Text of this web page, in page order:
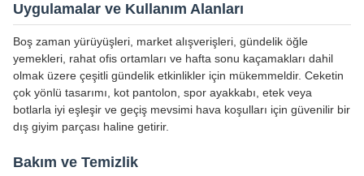
Uygulamalar ve Kullanım Alanları
Boş zaman yürüyüşleri, market alışverişleri, gündelik öğle
yemekleri, rahat ofis ortamları ve hafta sonu kaçamakları dahil
olmak üzere çeşitli gündelik etkinlikler için mükemmeldir. Ceketin
çok yönlü tasarımı, kot pantolon, spor ayakkabı, etek veya
botlarla iyi eşleşir ve geçiş mevsimi hava koşulları için güvenilir bir
dış giyim parçası haline getirir.
Bakım ve Temizlik